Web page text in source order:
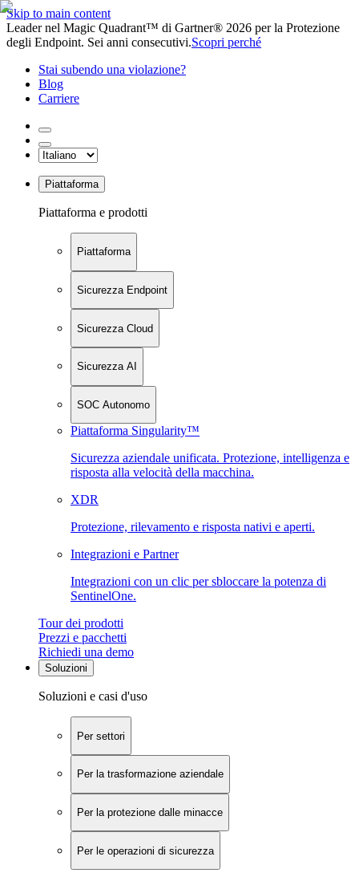
Skip to main content
Leader nel Magic Quadrant™ di Gartner® 2026 per la Protezione
degli Endpoint. Sei anni consecutivi.Scopri perché
Stai subendo una violazione?
Blog
Carriere
Piattaforma
Piattaforma e prodotti
Piattaforma
Sicurezza Endpoint
Sicurezza Cloud
Sicurezza AI
SOC Autonomo
Piattaforma Singularity™
Sicurezza aziendale unificata. Protezione, intelligenza e
risposta alla velocità della macchina.
XDR
Protezione, rilevamento e risposta nativi e aperti.
Integrazioni e Partner
Integrazioni con un clic per sbloccare la potenza di
SentinelOne.
Tour dei prodotti
Prezzi e pacchetti
Richiedi una demo
Soluzioni
Soluzioni e casi d'uso
Per settori
Per la trasformazione aziendale
Per la protezione dalle minacce
Per le operazioni di sicurezza